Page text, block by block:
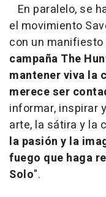
En paralelo, se
el movimiento
con un
campaña The
mantener viva la
merece ser
informar, inspirar
arte, la sátira y la
la pasión y la
fuego que haga
Solo".